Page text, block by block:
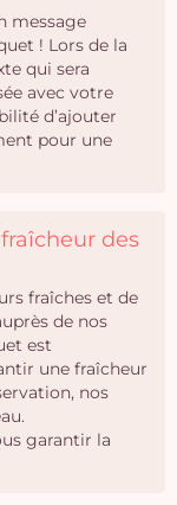
message
! Lors de la
qui sera
avec votre
d’ajouter
pour une
des
fraîches et de
de nos
est
une fraîcheur
nos
garantir la